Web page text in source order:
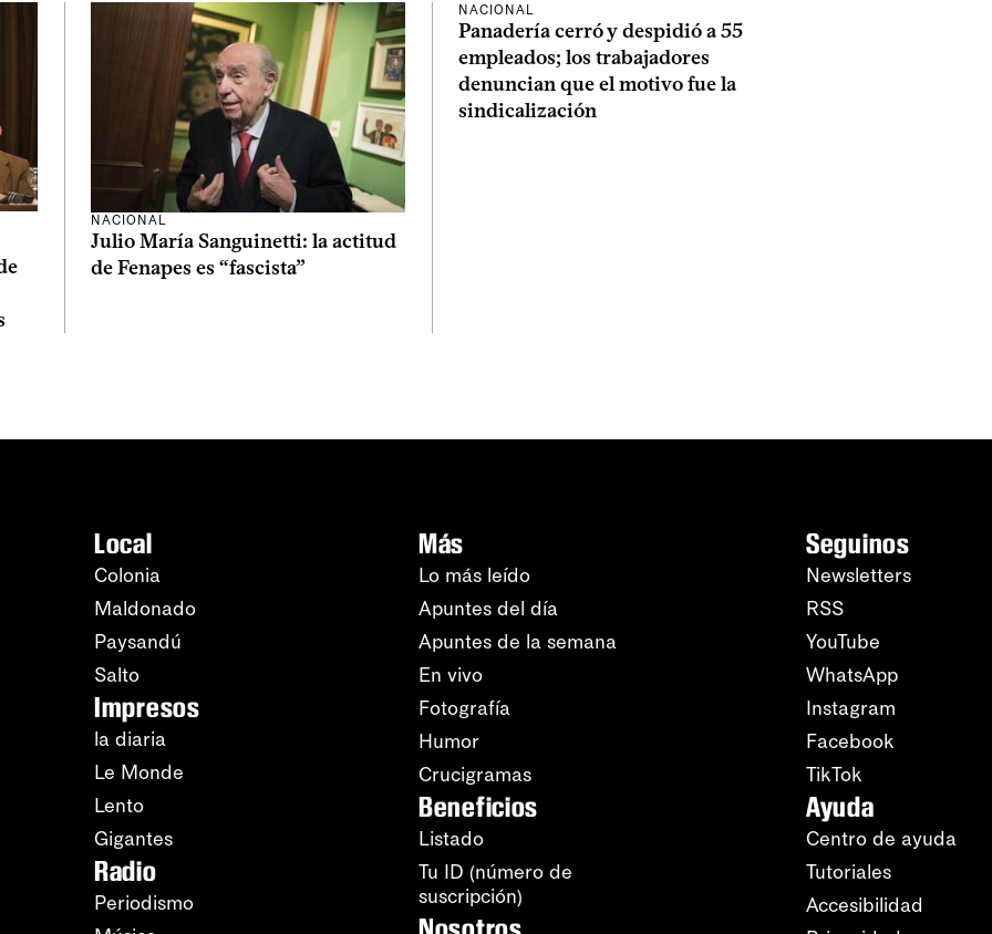
NACIONAL
Julio María Sanguinetti: la actitud
de Fenapes es “fascista”
NACIONAL
Panadería cerró y despidió a 55
empleados; los trabajadores
denuncian que el motivo fue la
sindicalización
Local
Colonia
Maldonado
Paysandú
Salto
Impresos
la diaria
Le Monde
Lento
Gigantes
Radio
Periodismo
Más
Lo más leído
Apuntes del día
Apuntes de la semana
En vivo
Fotografía
Humor
Crucigramas
Beneficios
Listado
Tu ID (número de
suscripción)
Seguinos
Newsletters
RSS
YouTube
WhatsApp
Instagram
Facebook
TikTok
Ayuda
Centro de ayuda
Tutoriales
Accesibilidad